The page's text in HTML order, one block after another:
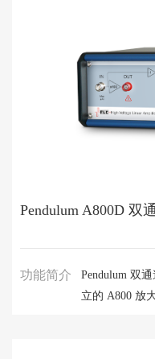
Pendulum A800D 双
功能简介
Pendulum 双
立的 A800 放